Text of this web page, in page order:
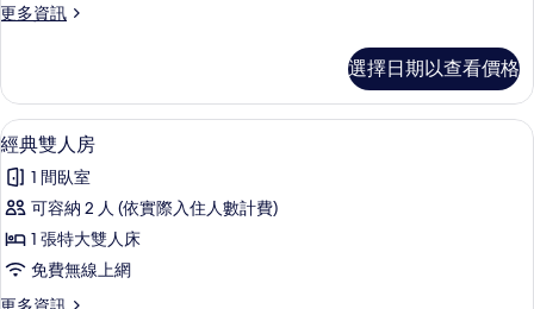
房
所
有
相
片
更多資訊
更
雙
人
房
詳
情
選擇日期以查看價格
顯
示
經
典
雙
7
經典雙人房
1 間臥室
可容納 2 人 (依實際入住人數計費)
1 張特大雙人床
免費無線上網
更